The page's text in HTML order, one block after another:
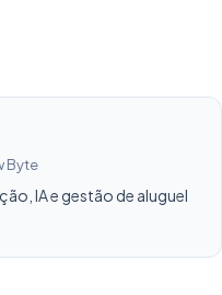
Byte
IA e gestão de aluguel